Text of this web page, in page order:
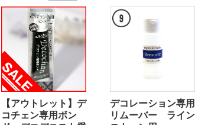
【アウトレット】デ
コチェン専用ボン
デコレーション専用
リムーバー ライン